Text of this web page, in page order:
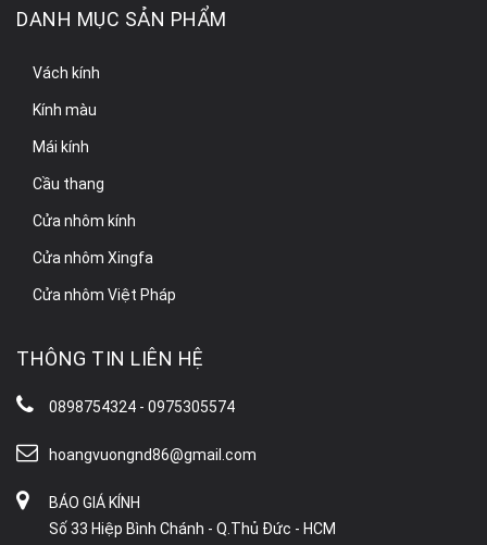
DANH MỤC SẢN PHẨM
Vách kính
Kính màu
Mái kính
Cầu thang
Cửa nhôm kính
Cửa nhôm Xingfa
Cửa nhôm Việt Pháp
THÔNG TIN LIÊN HỆ
0898754324 - 0975305574
hoangvuongnd86@gmail.com
BÁO GIÁ KÍNH
Số 33 Hiệp Bình Chánh - Q.Thủ Đức - HCM